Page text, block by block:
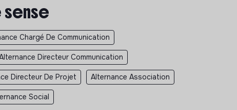
sense
Chargé De Communication
Directeur Communication
Directeur De Projet Alternance Association
Social